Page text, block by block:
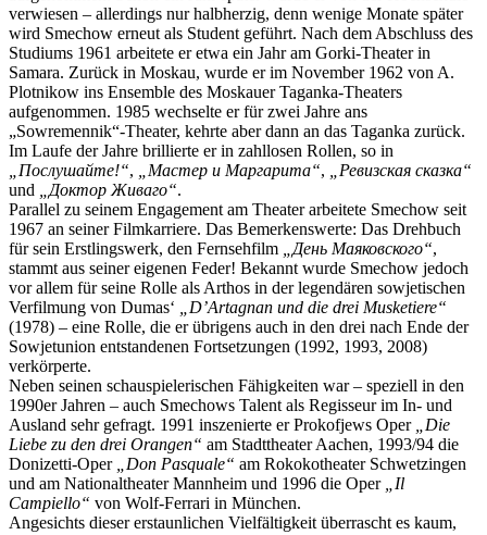
verwiesen – allerdings nur halbherzig, denn wenige Monate später
wird Smechow erneut als Student geführt. Nach dem Abschluss des
Studiums 1961 arbeitete er etwa ein Jahr am Gorki-Theater in
Samara. Zurück in Moskau, wurde er im November 1962 von A.
Plotnikow ins Ensemble des Moskauer Taganka-Theaters
aufgenommen. 1985 wechselte er für zwei Jahre ans
„Sowremennik“-Theater, kehrte aber dann an das Taganka zurück.
Im Laufe der Jahre brillierte er in zahllosen Rollen, so in
„Послушайте!“, „Мастер и Маргарита“,
„Ревизская сказка“
und
„Доктор Живаго“.
Parallel zu seinem Engagement am Theater arbeitete Smechow seit
1967 an seiner Filmkarriere. Das Bemerkenswerte: Das Drehbuch
für sein Erstlingswerk, den Fernsehfilm
„День Маяковского“,
stammt aus seiner eigenen Feder! Bekannt wurde Smechow jedoch
vor allem für seine Rolle als Arthos in der legendären sowjetischen
Verfilmung von Dumas‘
„D’Artagnan und die drei Musketiere“
(1978) – eine Rolle, die er übrigens auch in den drei nach Ende der
Sowjetunion entstandenen Fortsetzungen (1992, 1993, 2008)
verkörperte.
Neben seinen schauspielerischen Fähigkeiten war – speziell in den
1990er Jahren – auch Smechows Talent als Regisseur im In- und
Ausland sehr gefragt. 1991 inszenierte er Prokofjews Oper
„Die
Liebe zu den drei Orangen“ am Stadttheater Aachen, 1993/94 die
Donizetti-Oper
„Don Pasquale“ am Rokokotheater Schwetzingen
und am Nationaltheater Mannheim und 1996 die Oper
„Il
Campiello“ von Wolf-Ferrari in München.
Angesichts dieser erstaunlichen Vielfältigkeit überrascht es kaum,